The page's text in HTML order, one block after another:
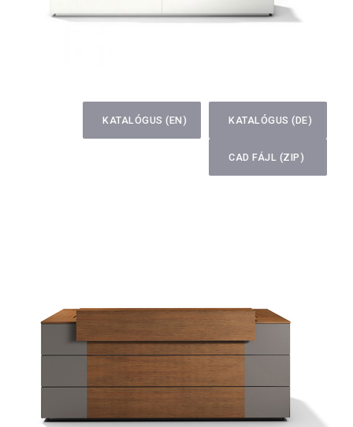
KATALÓGUS (EN) KATALÓGUS (DE)
CAD FÁJL (ZIP)